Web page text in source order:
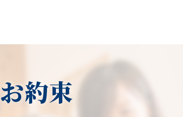
にとって魅力的な選択肢となります。
木、オリーブ、もみじ、柿の木、金木
犀、アカシア、シダレエゴノキ、コニ
ファー、梅、かしの木、ブルーアイ
害虫の侵入を防ぐことができます。
植物の健康維持: 草刈りをすることで、
草が周囲の植物に栄養や水を奪わない
ようにすることができます。また、草
っております。熟練の造園職人による
客様に寄り添ったお見積りをご提案し
ております。
お庭のことなら当社にお気軽にご連絡
約束